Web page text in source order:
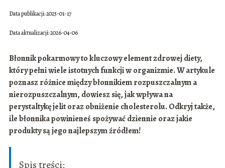
Data publikacji: 2025-01-17
Data aktualizacji: 2026-04-06
Błonnik pokarmowy to kluczowy element zdrowej diety,
który pełni wiele istotnych funkcji w organizmie. W artykule
poznasz różnice między błonnikiem rozpuszczalnym a
nierozpuszczalnym, dowiesz się, jak wpływa na
perystaltykę jelit oraz obniżenie cholesterolu. Odkryj także,
ile błonnika powinieneś spożywać dziennie oraz jakie
produkty są jego najlepszym źródłem!
Spis treści: